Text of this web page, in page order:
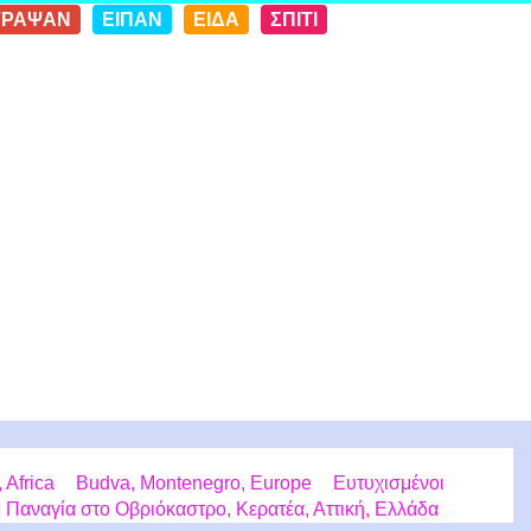
ΕΙΠΑΝ ΕΙΔΑ ΣΠΙΤΙ
Africa Budva, Montenegro, Europe
Ευτυχισμένοι
Παναγία στο Οβριόκαστρο, Κερατέα, Αττική, Ελλάδα